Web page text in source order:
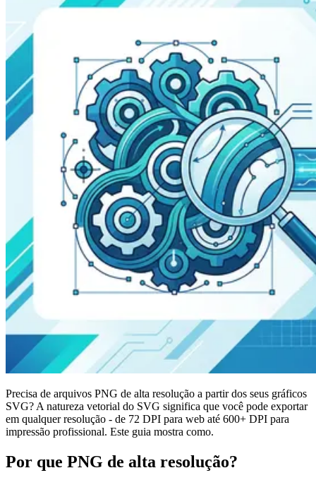
Precisa de arquivos PNG de alta resolução a partir dos seus gráficos
SVG? A natureza vetorial do SVG significa que você pode exportar
em qualquer resolução - de 72 DPI para web até 600+ DPI para
impressão profissional. Este guia mostra como.
Por que PNG de alta resolução?